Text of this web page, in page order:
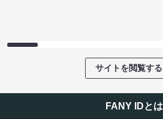
サイトを閲覧する
FANY IDとは